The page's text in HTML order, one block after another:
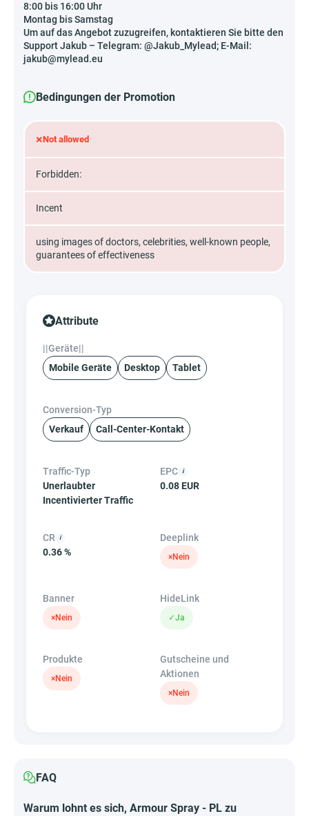
8:00 bis 16:00 Uhr
Montag bis Samstag
Um auf das Angebot zuzugreifen, kontaktieren Sie bitte den
Support Jakub – Telegram: @Jakub_Mylead; E-Mail:
jakub@mylead.eu
Bedingungen der Promotion
×Not allowed
Forbidden:
Incent
using images of doctors, celebrities, well-known people,
guarantees of effectiveness
Attribute
||Geräte||
Mobile Geräte
Desktop Tablet
Conversion-Typ
Verkauf
Call-Center-Kontakt
Traffic-Typ
Unerlaubter
Incentivierter Traffic
EPC
0.08 EUR
CR
0.36 %
Deeplink
×Nein
Banner
×Nein
HideLink
✓Ja
Produkte
×Nein
Gutscheine und
Aktionen
×Nein
FAQ
Warum lohnt es sich, Armour Spray - PL zu